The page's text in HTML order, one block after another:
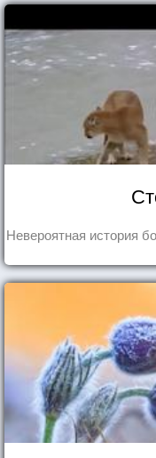
Невероятная история